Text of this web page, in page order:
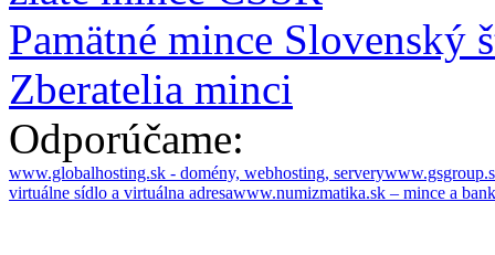
Pamätné mince Slovenský
Zberatelia minci
Odporúčame:
www.globalhosting.sk - domény, webhosting, servery
virtuálne sídlo a virtuálna adresawww.numizmatika.sk – mince a